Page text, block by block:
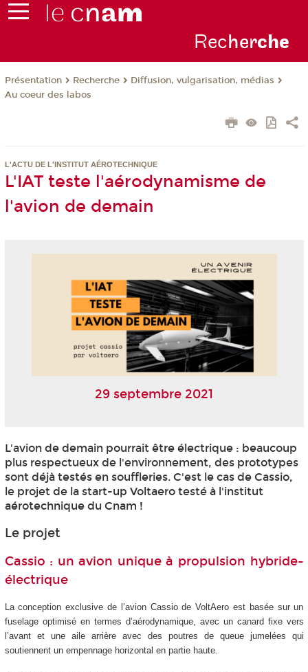
Recherche
Présentation Recherche
Diffusion, vulgarisation, médias
Au coeur des labos
L'ACTU DE L'INSTITUT AÉROTECHNIQUE
L'IAT teste l'aérodynamisme de
l'avion de demain
29 septembre 2021
L'avion de demain pourrait être électrique : beaucoup
plus respectueux de l'environnement, des prototypes
sont déjà testés en souffleries. C'est le cas de Cassio,
le projet de la start-up Voltaero testé à l'institut
aérotechnique du Cnam !
Le projet
Cassio : un avion unique à propulsion hybride-
électrique
La conception exclusive de l’avion Cassio de VoltAero est basée sur un
fuselage optimisé en termes d’aérodynamique, avec un canard fixe vers
l’avant et une aile arrière avec des poutres de queue jumelées qui
soutiennent un empennage horizontal en partie haute.